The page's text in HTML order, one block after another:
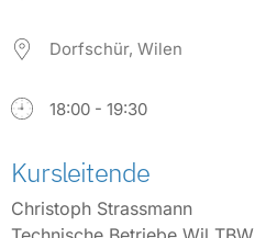
Dorfschür, Wilen
18:00 - 19:30
Kursleitende
Christoph Strassmann